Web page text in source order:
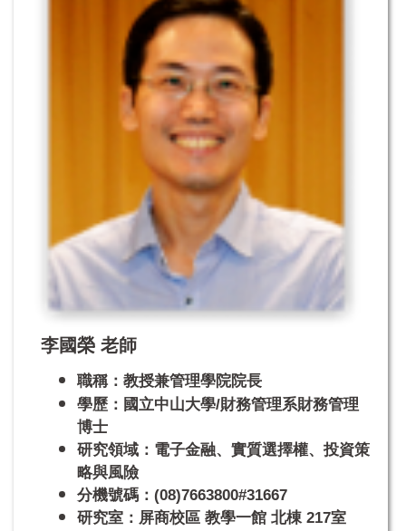
李國榮 老師
職稱：教授兼管理學院院長
學歷：國立中山大學/財務管理系財務管理
博士
研究領域：電子金融、實質選擇權、投資策
略與風險
分機號碼：(08)7663800#31667
研究室：屏商校區 教學一館 北棟 217室